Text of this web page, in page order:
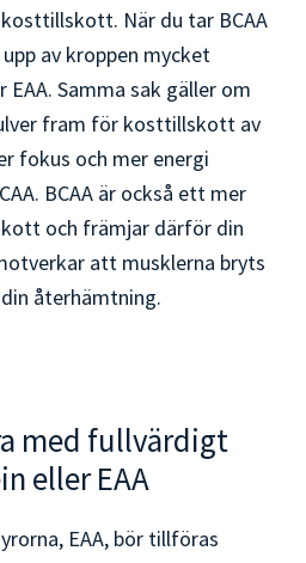
När du tar BCAA
av kroppen mycket
EAA. Samma sak gäller om
fram för kosttillskott av
fokus och mer energi
BCAA är också ett mer
och främjar därför din
att musklerna bryts
återhämtning.
med fullvärdigt
eller EAA
EAA, bör tillföras